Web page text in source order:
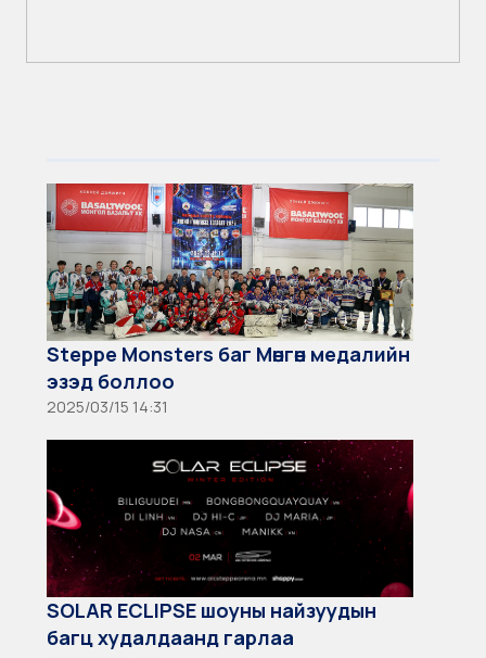
Steppe Monsters баг Мөнгөн медалийн
эзэд боллоо
2025/03/15 14:31
SOLAR ECLIPSE шоуны найзуудын
багц худалдаанд гарлаа